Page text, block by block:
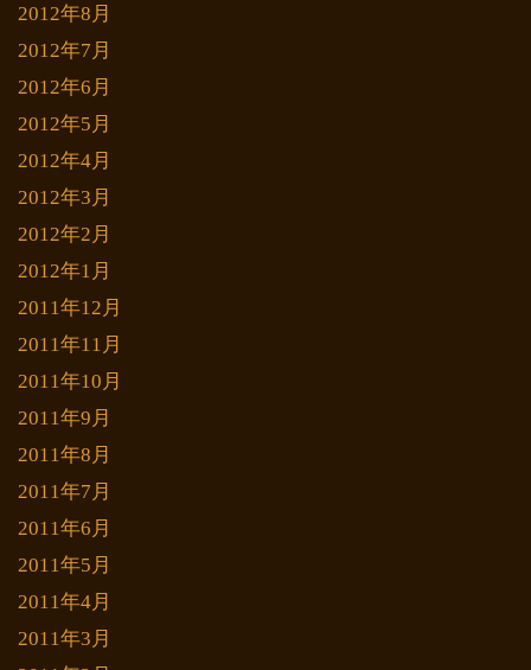
2012年8月
2012年7月
2012年6月
2012年5月
2012年4月
2012年3月
2012年2月
2012年1月
2011年12月
2011年11月
2011年10月
2011年9月
2011年8月
2011年7月
2011年6月
2011年5月
2011年4月
2011年3月